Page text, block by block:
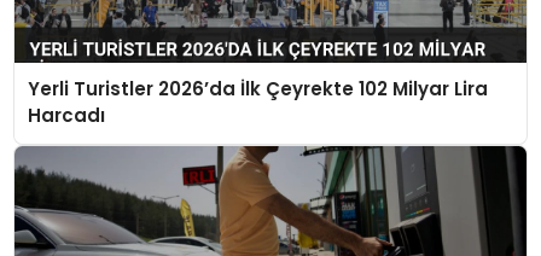
Yerli Turistler 2026’da İlk Çeyrekte 102 Milyar Lira
Harcadı